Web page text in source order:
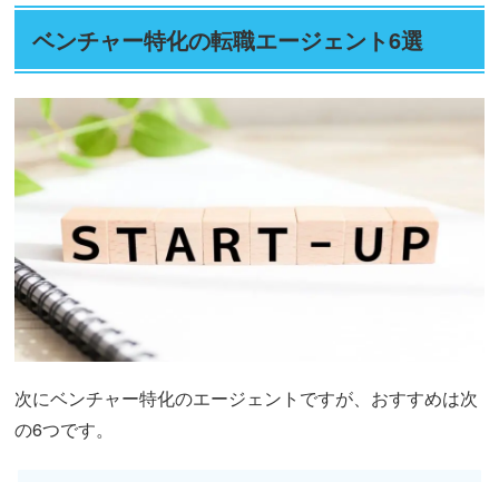
ベンチャー特化の転職エージェント6選
次にベンチャー特化のエージェントですが、おすすめは次
の6つです。